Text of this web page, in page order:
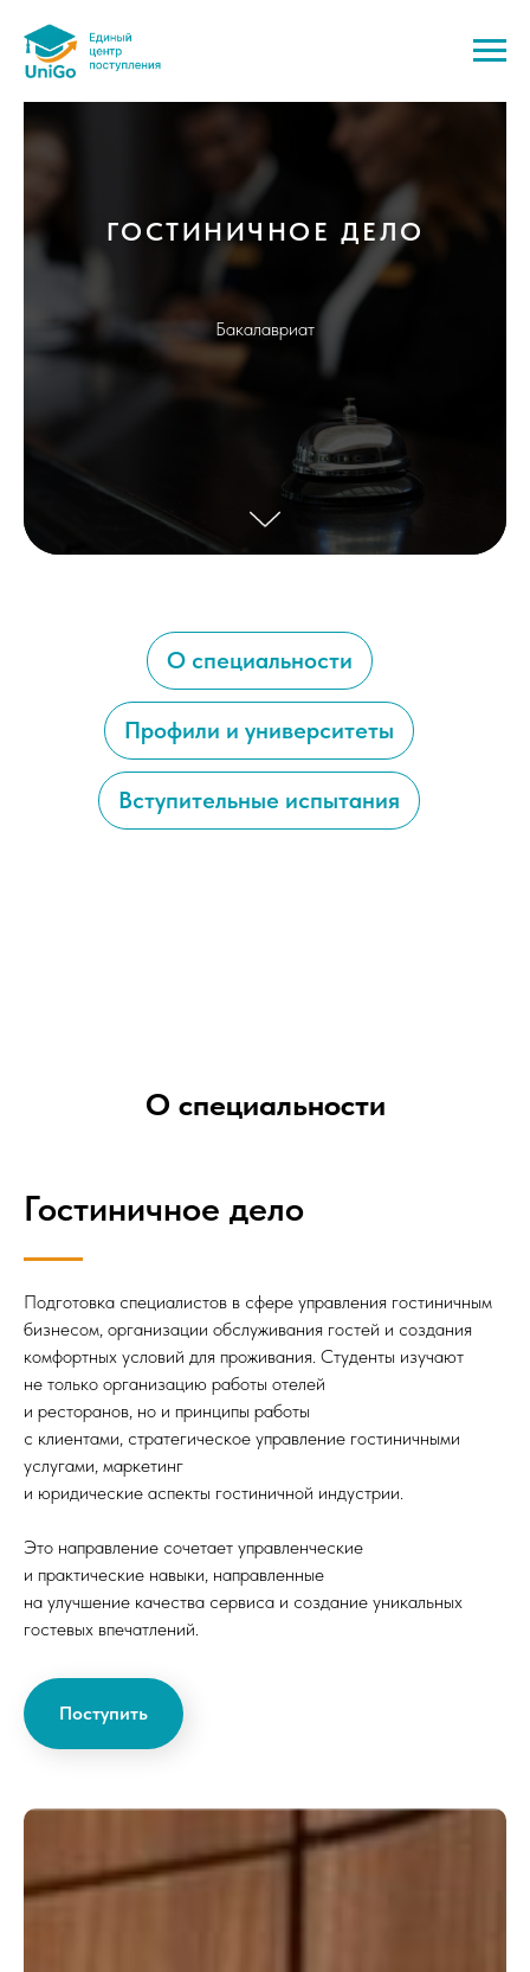
ГОСТИНИЧНОЕ ДЕЛО
Бакалавриат
О специальности
Профили и университеты
Вступительные испытания
О специальности
Гостиничное дело
Подготовка специалистов в сфере управления гостиничным
бизнесом, организации обслуживания гостей и создания
комфортных условий для проживания. Студенты изучают
не только организацию работы отелей
и ресторанов, но и принципы работы
с клиентами, стратегическое управление гостиничными
услугами, маркетинг
и юридические аспекты гостиничной индустрии.
Это направление сочетает управленческие
и практические навыки, направленные
на улучшение качества сервиса и создание уникальных
гостевых впечатлений.
Поступить